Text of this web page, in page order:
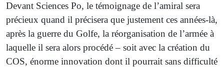
Devant Sciences Po, le témoignage de l’amiral sera
précieux quand il précisera que justement ces années-là,
après la guerre du Golfe, la réorganisation de l’armée à
laquelle il sera alors procédé – soit avec la création du
COS, énorme innovation dont il pourrait sans difficulté